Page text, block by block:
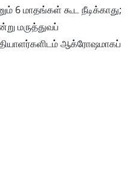
6 மாதங்கள் கூட நீடிக்காது;
மருத்துவப்
ஆக்ரோஷமாகப்